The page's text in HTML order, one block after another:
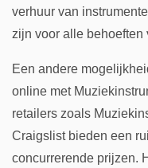
verhuur van
zijn voor alle behoeften
Een andere
online met
retailers zoals
Craigslist bieden een
concurrerende prijzen.